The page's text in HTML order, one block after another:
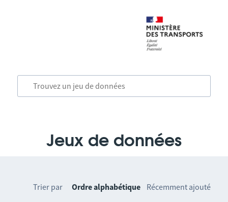
Jeux de données
Trier par Ordre alphabétique Récemment ajouté